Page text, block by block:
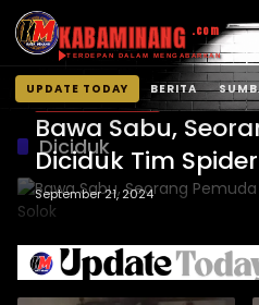
KABAMINANG .com
TERDEPAN DALAM MENGABARKAN
UPDATE TODAY BERITA
Langsung
konten
Diciduk
HUKUM & KRIMINAL
Bawa Sabu,
Diciduk Tim
September 21, 2024